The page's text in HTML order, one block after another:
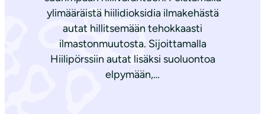
ylimääräistä hiilidioksidia ilmakehästä
autat hillitsemään tehokkaasti
ilmastonmuutosta. Sijoittamalla
Hiilipörssiin autat lisäksi suoluontoa
elpymään,…